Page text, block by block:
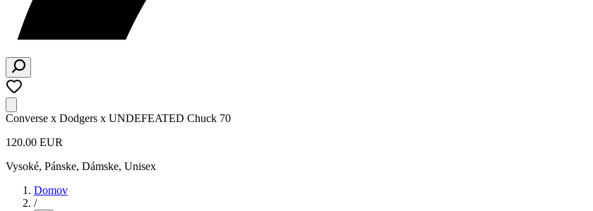
Converse x Dodgers x UNDEFEATED Chuck 70
120.00 EUR
Vysoké, Pánske, Dámske, Unisex
Domov
/